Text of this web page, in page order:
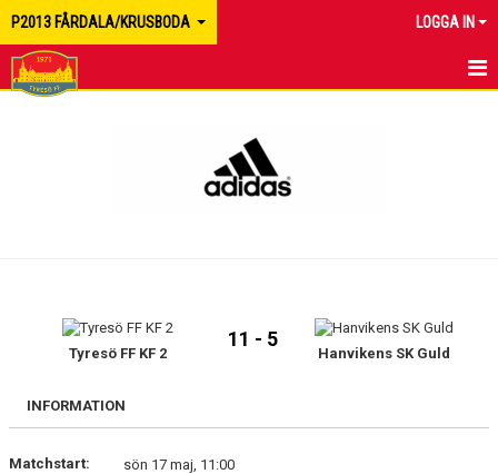
P2013 FÅRDALA/KRUSBODA LOGGA IN
BILDGALLERI
DOKUMENT
Tyresö FF KF 2
11 - 5
Hanvikens SK Guld
INFORMATION
Matchstart:
sön 17 maj, 11:00